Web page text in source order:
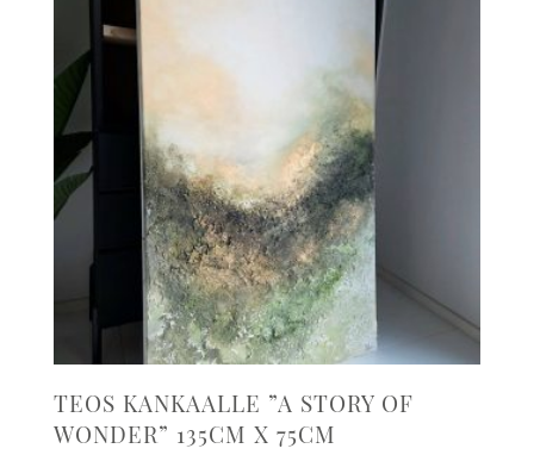
TEOS KANKAALLE ”A STORY OF
WONDER” 135CM X 75CM